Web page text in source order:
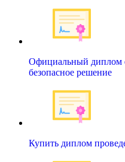
Официальный диплом
безопасное решение
Купить диплом